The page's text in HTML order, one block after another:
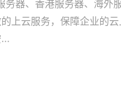
务器、香港服务器、海外
上云服务，保障企业的云